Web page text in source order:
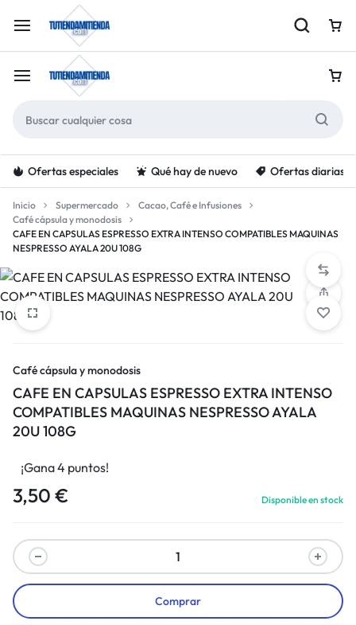
Ofertas especiales Qué hay de nuevo Ofertas diarias
Inicio Supermercado
Cacao, Café e Infusiones
Café cápsula y monodosis
CAFE EN CAPSULAS ESPRESSO EXTRA INTENSO COMPATIBLES MAQUINAS
NESPRESSO AYALA 20U 108G
Café cápsula y monodosis
CAFE EN CAPSULAS ESPRESSO EXTRA INTENSO
COMPATIBLES MAQUINAS NESPRESSO AYALA
20U 108G
¡Gana 4 puntos!
3,50 € Disponible en stock
Comprar